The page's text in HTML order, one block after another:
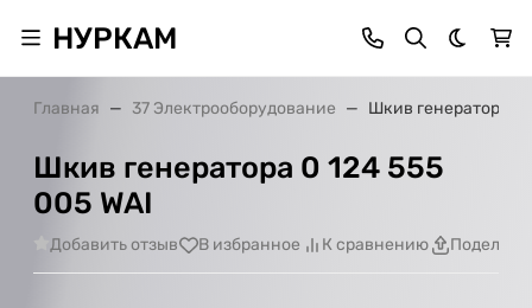
НУРКАМ Темная
Главная 37 Электрооборудование Шкив генератора 0
Шкив генератора 0 124 555
005 WAI
Добавить отзыв В избранное К сравнению